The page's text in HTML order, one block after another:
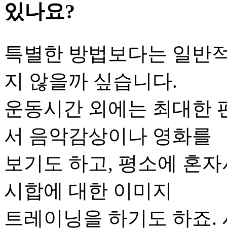
있나요?
특별한 방법보다는 일반
지 않을까 싶습니다.
운동시간 외에는 최대한
서 음악감상이나 영화를
보기도 하고, 평소에 혼
시합에 대한 이미지
트레이닝을 하기도 하죠.